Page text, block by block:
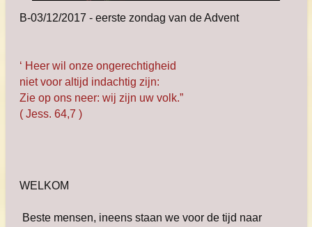
B-03/12/2017 - eerste zondag van de Advent
‘ Heer wil onze ongerechtigheid
niet voor altijd indachtig zijn:
Zie op ons neer: wij zijn uw volk.”
( Jess. 64,7 )
WELKOM
Beste mensen, ineens staan we voor de tijd naar